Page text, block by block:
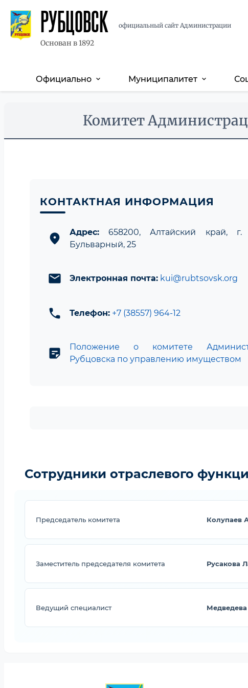
РУБЦОВСК
Основан в 1892
официальный сайт Администрации
Основная
Официально expand_more Муниципалитет expand_more
Комитет
КОНТАКТНАЯ ИНФОРМАЦИЯ
location_on Адрес: 658200, Алтайский край, г.
Бульварный, 25
email Электронная почта: kui@rubtsovsk.org
phone Телефон: +7 (38557) 964-12
sticky_note_2
Положение о комитете
Рубцовска по управлению имуществом
Сотрудники отраслевого
Председатель комитета Колупаев
Заместитель председателя комитета Русакова
Ведущий специалист